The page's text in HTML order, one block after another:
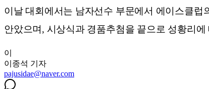
이날 대회에서는 남자선수 부문에서 에이스클
안았으며, 시상식과 경품추첨을 끝으로 성황리에
이
이종석 기자
pajusidae@naver.com